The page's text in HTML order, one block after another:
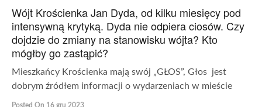
Wójt Krościenka Jan Dyda, od kilku miesięcy pod
intensywną krytyką. Dyda nie odpiera ciosów. Czy
dojdzie do zmiany na stanowisku wójta? Kto
mógłby go zastąpić?
Mieszkańcy Krościenka mają swój „GŁOS”, Głos jest
dobrym źródłem informacji o wydarzeniach w mieście
Posted On 16 gru 2023